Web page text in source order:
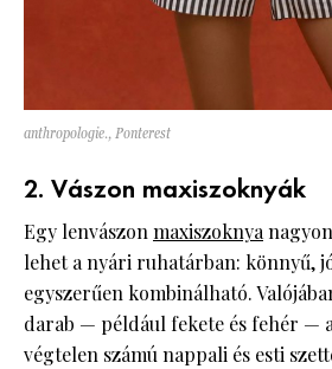
anthropologie., Ponterest
2. Vászon maxiszoknyák
Egy lenvászonmaxiszoknya
lehet a nyári ruhatárban: könnyű,
egyszerűen kombinálható.
darab — például fekete és fehér —
végtelen számú nappali és esti